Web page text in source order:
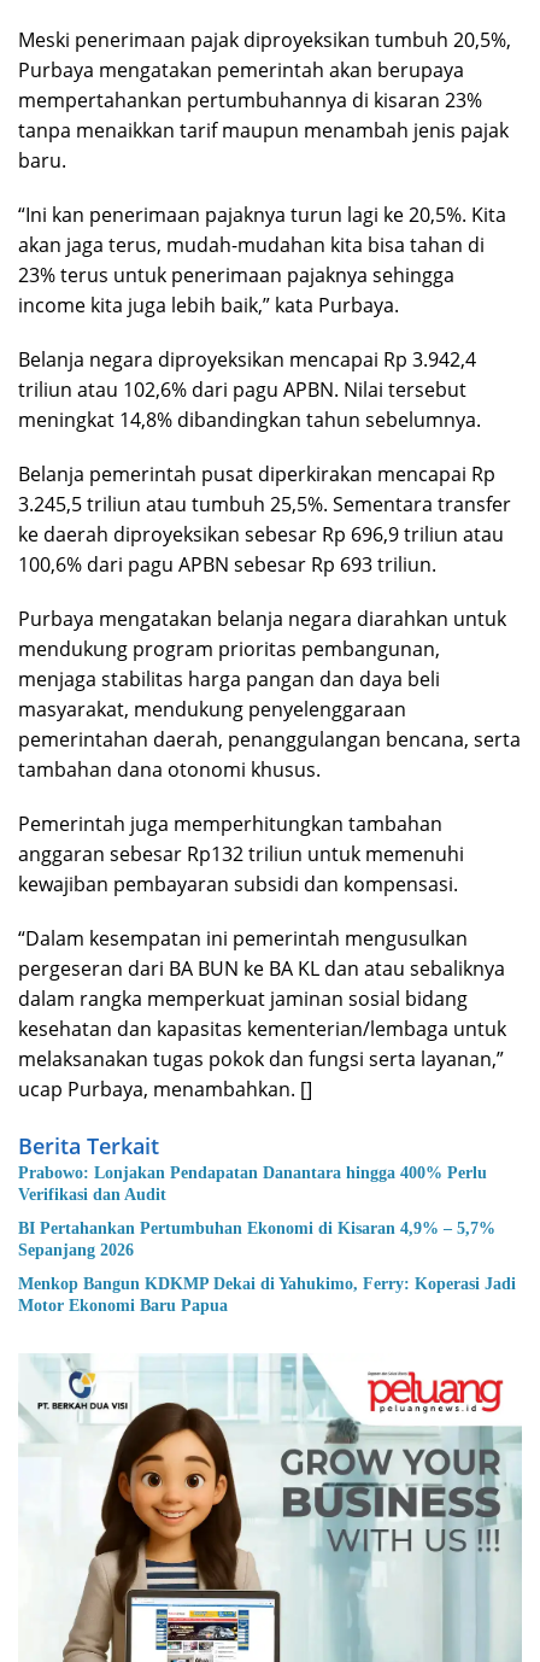
Meski penerimaan pajak diproyeksikan tumbuh 20,5%,
Purbaya mengatakan pemerintah akan berupaya
mempertahankan pertumbuhannya di kisaran 23%
tanpa menaikkan tarif maupun menambah jenis pajak
baru.
“Ini kan penerimaan pajaknya turun lagi ke 20,5%. Kita
akan jaga terus, mudah-mudahan kita bisa tahan di
23% terus untuk penerimaan pajaknya sehingga
income kita juga lebih baik,” kata Purbaya.
Belanja negara diproyeksikan mencapai Rp 3.942,4
triliun atau 102,6% dari pagu APBN. Nilai tersebut
meningkat 14,8% dibandingkan tahun sebelumnya.
Belanja pemerintah pusat diperkirakan mencapai Rp
3.245,5 triliun atau tumbuh 25,5%. Sementara transfer
ke daerah diproyeksikan sebesar Rp 696,9 triliun atau
100,6% dari pagu APBN sebesar Rp 693 triliun.
Purbaya mengatakan belanja negara diarahkan untuk
mendukung program prioritas pembangunan,
menjaga stabilitas harga pangan dan daya beli
masyarakat, mendukung penyelenggaraan
pemerintahan daerah, penanggulangan bencana, serta
tambahan dana otonomi khusus.
Pemerintah juga memperhitungkan tambahan
anggaran sebesar Rp132 triliun untuk memenuhi
kewajiban pembayaran subsidi dan kompensasi.
“Dalam kesempatan ini pemerintah mengusulkan
pergeseran dari BA BUN ke BA KL dan atau sebaliknya
dalam rangka memperkuat jaminan sosial bidang
kesehatan dan kapasitas kementerian/lembaga untuk
melaksanakan tugas pokok dan fungsi serta layanan,”
ucap Purbaya, menambahkan. []
Berita Terkait
Prabowo: Lonjakan Pendapatan Danantara hingga 400% Perlu
Verifikasi dan Audit
BI Pertahankan Pertumbuhan Ekonomi di Kisaran 4,9% – 5,7%
Sepanjang 2026
Menkop Bangun KDKMP Dekai di Yahukimo, Ferry: Koperasi Jadi
Motor Ekonomi Baru Papua